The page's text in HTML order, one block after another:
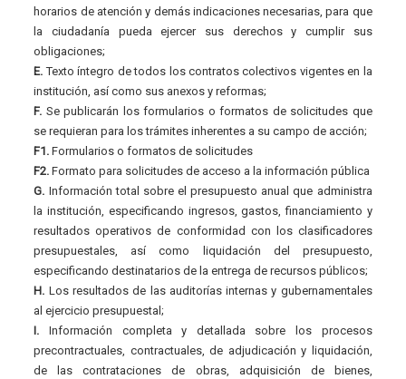
horarios de atención y demás indicaciones necesarias, para que
la ciudadanía pueda ejercer sus derechos y cumplir sus
obligaciones;
E. Texto íntegro de todos los contratos colectivos vigentes en la
institución, así como sus anexos y reformas;
F. Se publicarán los formularios o formatos de solicitudes que
se requieran para los trámites inherentes a su campo de acción;
F1. Formularios o formatos de solicitudes
F2. Formato para solicitudes de acceso a la información pública
G. Información total sobre el presupuesto anual que administra
la institución, especificando ingresos, gastos, financiamiento y
resultados operativos de conformidad con los clasificadores
presupuestales, así como liquidación del presupuesto,
especificando destinatarios de la entrega de recursos públicos;
H. Los resultados de las auditorías internas y gubernamentales
al ejercicio presupuestal;
I. Información completa y detallada sobre los procesos
precontractuales, contractuales, de adjudicación y liquidación,
de las contrataciones de obras, adquisición de bienes,